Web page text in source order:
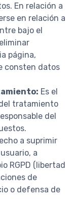
En relación a
en relación a
bajo el
página,
consten datos
Es el
tratamiento
del
a suprimir
a
RGPD (libertad
de
o defensa de